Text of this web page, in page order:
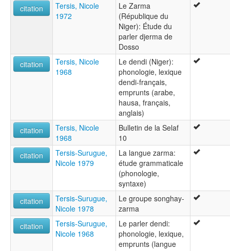
citation
Tersis, Nicole
1972
Le Zarma
(République du
Niger): Étude du
parler djerma de
Dosso
citation
Tersis, Nicole
1968
Le dendi (Niger):
phonologie, lexique
dendi-français,
emprunts (arabe,
hausa, français,
anglais)
citation
Tersis, Nicole
1968
Bulletin de la Selaf
10
citation
Tersis-Surugue,
Nicole 1979
La langue zarma:
étude grammaticale
(phonologie,
syntaxe)
citation
Tersis-Surugue,
Nicole 1978
Le groupe songhay-
zarma
citation
Tersis-Surugue,
Nicole 1968
Le parler dendi:
phonologie, lexique,
emprunts (langue